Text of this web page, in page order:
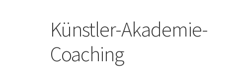
Künstler-Akademie-
Coaching